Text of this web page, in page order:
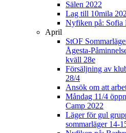
Sälen 2022
Lag till 10mila
Nyfiken på: Sofia
April
StOF
Ågesta-
kväll 28e
Försäljning av
28/4
Ansök om att
Måndag 11/4
Camp 2022
Läger för gul
sommarläger 14-